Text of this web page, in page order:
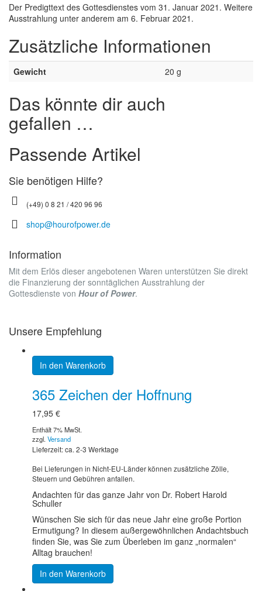
Der Predigttext des Gottesdienstes vom 31. Januar 2021. Weitere
Ausstrahlung unter anderem am 6. Februar 2021.
Zusätzliche Informationen
Gewicht 20 g
Das könnte dir auch
gefallen …
Passende Artikel
Sie benötigen Hilfe?
(+49) 0 8 21 / 420 96 96
shop@hourofpower.de
Information
Mit dem Erlös dieser angebotenen Waren unterstützen Sie direkt
die Finanzierung der sonntäglichen Ausstrahlung der
Gottesdienste von Hour of Power.
Unsere Empfehlung
In den Warenkorb
365 Zeichen der Hoffnung
17,95 €
Enthält 7% MwSt.
zzgl. Versand
Lieferzeit: ca. 2-3 Werktage
Bei Lieferungen in Nicht-EU-Länder können zusätzliche Zölle,
Steuern und Gebühren anfallen.
Andachten für das ganze Jahr von Dr. Robert Harold
Schuller
Wünschen Sie sich für das neue Jahr eine große Portion
Ermutigung? In diesem außergewöhnlichen Andachtsbuch
finden Sie, was Sie zum Überleben im ganz „normalen“
Alltag brauchen!
In den Warenkorb